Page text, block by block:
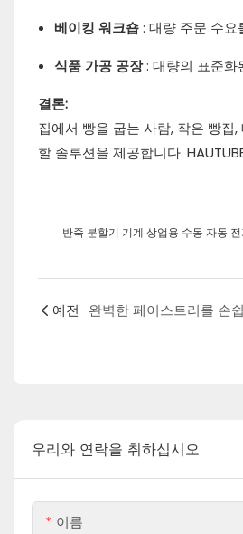
베이킹 워크숍: 대량 주문 수
식품 가공 공장: 대량의 표준
결론:
집에서 빵을 굽는 사람, 작은 빵집
할 솔루션을 제공합니다.
반죽 분할기 기계 상업용 수동 자동
예전
우리와 연락을 취하십시오
이름